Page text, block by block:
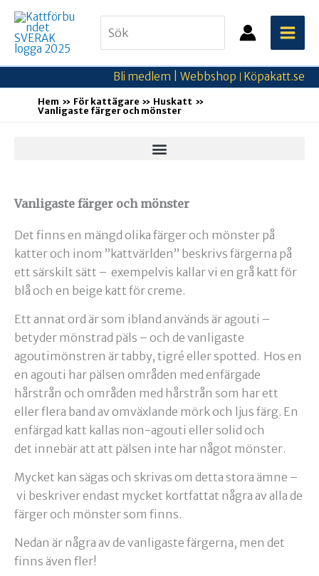
Hoppa
innehåll
for:
Bli medlem | Webbshop Köpakatt.se
Hem För kattägare
Huskatt
Vanligaste färger och mönster
Vanligaste färger och mönster
Det finns en mängd olika färger och mönster på
katter och inom ”kattvärlden” beskrivs färgerna på
ett särskilt sätt – exempelvis kallar vi en grå katt för
blå och en beige katt för creme.
Ett annat ord är som ibland används är agouti –
betyder mönstrad päls – och de vanligaste
agoutimönstren är tabby, tigré eller spotted. Hos en
en agouti har pälsen områden med enfärgade
hårstrån och områden med hårstrån som har ett
eller flera band av omväxlande mörk och ljus färg. En
enfärgad katt kallas non-agouti eller solid och
det innebär att att pälsen inte har något mönster.
Mycket kan sägas och skrivas om detta stora ämne –
vi beskriver endast mycket kortfattat några av alla de
färger och mönster som finns.
Nedan är några av de vanligaste färgerna, men det
finns även fler!